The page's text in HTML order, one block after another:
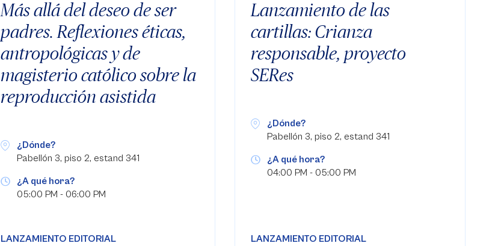
Más allá del deseo de ser
padres. Reflexiones éticas,
antropológicas y de
magisterio católico sobre la
reproducción asistida
¿Dónde?
Pabellón 3, piso 2, estand 341
¿A qué hora?
05:00 PM - 06:00 PM
LANZAMIENTO EDITORIAL
Lanzamiento de las
cartillas: Crianza
responsable, proyecto
SERes
¿Dónde?
Pabellón 3, piso 2, estand 341
¿A qué hora?
04:00 PM - 05:00 PM
LANZAMIENTO EDITORIAL